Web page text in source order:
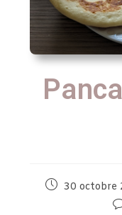
30 octobre